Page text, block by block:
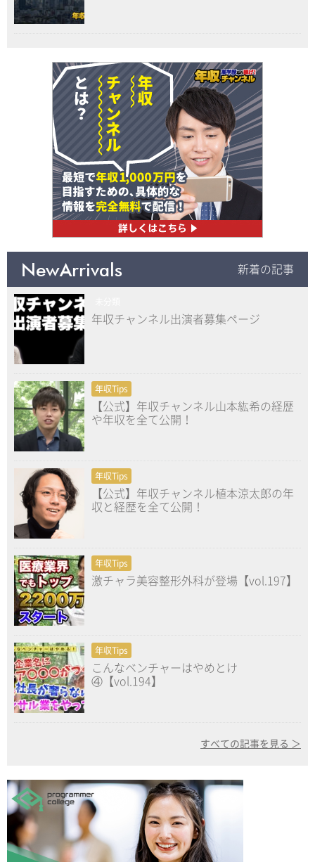
NewArrivals 新着の記事
年収チャンネル出演者募集ページ
年収Tips
【公式】年収チャンネル山本紘希の経歴
や年収を全て公開！
年収Tips
【公式】年収チャンネル植本涼太郎の年
収と経歴を全て公開！
年収Tips
激チャラ美容整形外科が登場【vol.197】
年収Tips
こんなベンチャーはやめとけ
④【vol.194】
すべての記事を見る ＞